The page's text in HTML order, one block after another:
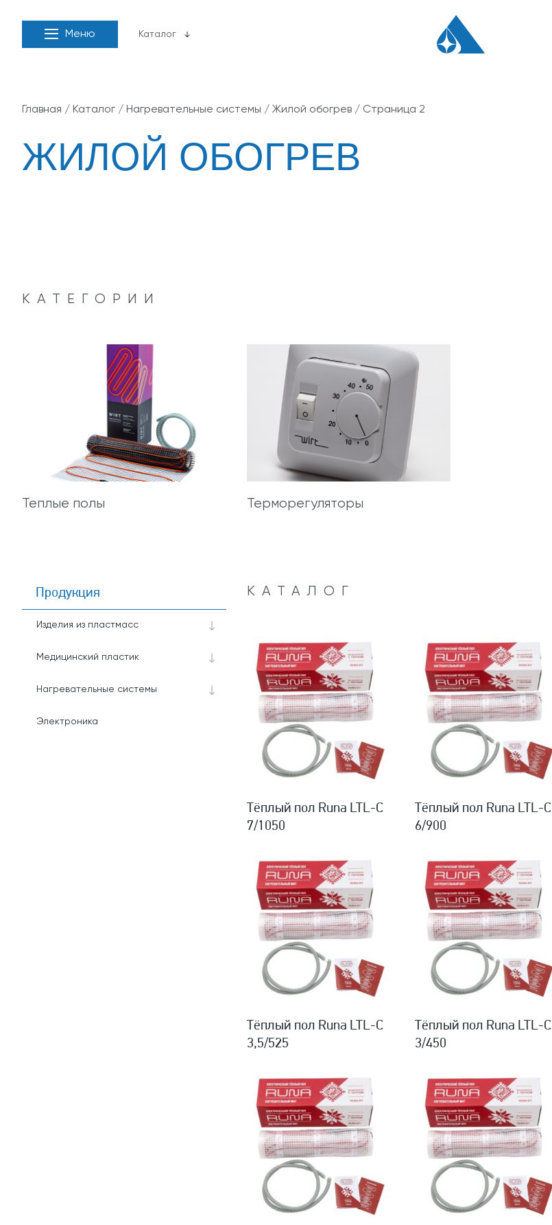
Меню Каталог
Главная / Каталог / Нагревательные системы / Жилой обогрев / Страница 2
ЖИЛОЙ ОБОГРЕВ
КАТЕГОРИИ
Теплые полы Терморегуляторы
Продукция
Изделия из пластмасс
Медицинский пластик
Нагревательные системы
Электроника
КАТАЛОГ
Тёплый пол Runa LTL-C
7/1050
Тёплый пол Runa LTL-C
6/900
Тёплый пол Runa LTL-C
3,5/525
Тёплый пол Runa LTL-C
3/450